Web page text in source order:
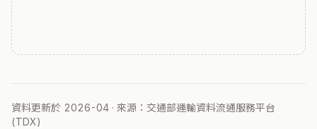
資料更新於 2026-04 · 來源：交通部運輸資料流通服務平台
(TDX)